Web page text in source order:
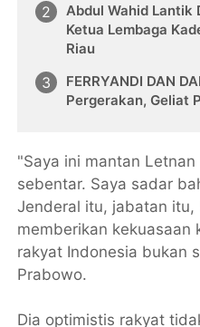
Abdul Wahid Lantik
Ketua Lembaga
Riau
FERRYANDI DAN
Pergerakan, Geliat
"Saya ini mantan
sebentar. Saya sadar
Jenderal itu, jabatan itu,
memberikan kekuasaan
rakyat Indonesia bukan
Prabowo.
Dia optimistis rakyat